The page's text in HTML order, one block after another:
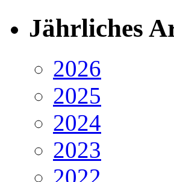
Jährliches
2026
2025
2024
2023